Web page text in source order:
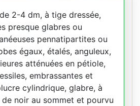
2-4 dm, à tige dressée,
presque glabres ou
pennatipartites ou
égaux, étalés, anguleux,
atténuées en pétiole,
embrassantes et
cylindrique, glabre, à
noir au sommet et pourvu